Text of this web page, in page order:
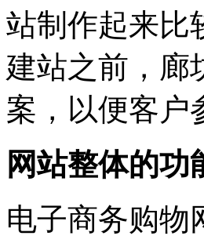
站制作起来比
建站之前，廊
案，以便客户
网站整体的功
电子商务购物